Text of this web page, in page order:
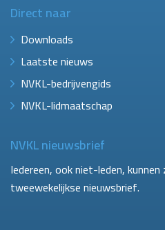
Direct naar
Downloads
Laatste nieuws
NVKL-bedrijvengids
NVKL-lidmaatschap
NVKL nieuwsbrief
Iedereen, ook niet-leden,
tweewekelijkse nieuwsbrief.